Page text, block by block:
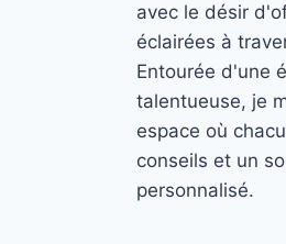
avec le désir
éclairées à
Entourée d'une
talentueuse, je
espace où
conseils et un
personnalisé.